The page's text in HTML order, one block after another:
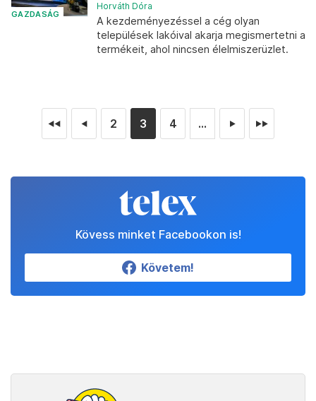
GAZDASÁG
Horváth Dóra
A kezdeményezéssel a cég olyan
települések lakóival akarja megismertetni a
termékeit, ahol nincsen élelmiszerüzlet.
◄◄ ◄ 2 3 4 ... ► ►►
Kövess minket Facebookon is!
Követem!